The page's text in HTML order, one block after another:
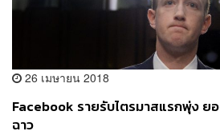
26 เมษายน 2018
Facebook รายรับไตรมาสแรกพุ่ง ย
ฉาว